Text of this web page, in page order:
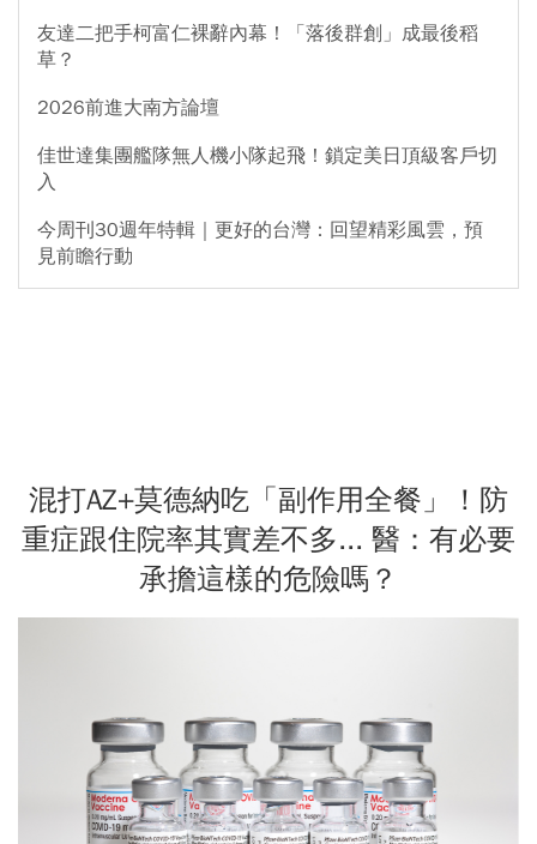
友達二把手柯富仁裸辭內幕！「落後群創」成最後稻
草？
2026前進大南方論壇
佳世達集團艦隊無人機小隊起飛！鎖定美日頂級客戶切
入
今周刊30週年特輯｜更好的台灣：回望精彩風雲，預
見前瞻行動
混打AZ+莫德納吃「副作用全餐」！防
重症跟住院率其實差不多... 醫：有必要
承擔這樣的危險嗎？